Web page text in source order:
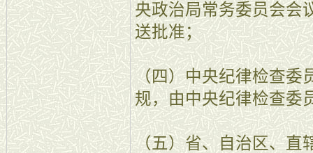
央政治局常务委员会会
送批准；
（四）中央纪律检查委
规，由中央纪律检查委
（五）省、自治区、直